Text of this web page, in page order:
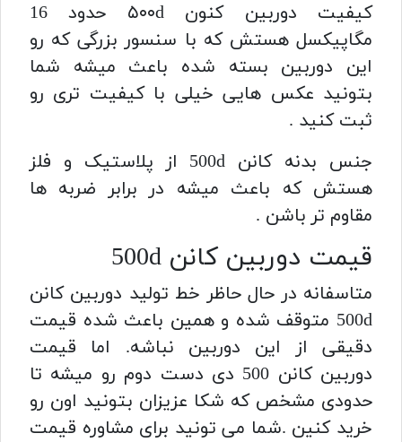
کیفیت دوربین کنون ۵۰۰d حدود 16
مگاپیکسل هستش که با سنسور بزرگی که رو
این دوربین بسته شده باعث میشه شما
بتونید عکس هایی خیلی با کیفیت تری رو
ثبت کنید .
جنس بدنه کانن 500d از پلاستیک و فلز
هستش که باعث میشه در برابر ضربه ها
مقاوم تر باشن .
قیمت دوربین کانن 500d
متاسفانه در حال حاظر خط تولید دوربین کانن
500d متوقف شده و همین باعث شده قیمت
دقیقی از این دوربین نباشه. اما قیمت
دوربین کانن 500 دی دست دوم رو میشه تا
حدودی مشخص که شکا عزیزان بتونید اون رو
خرید کنین .شما می تونید برای مشاوره قیمت